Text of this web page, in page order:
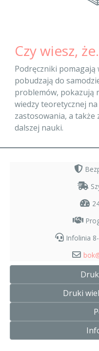
Czy wiesz,
Podręczniki
pobudzają do
problemów, pokazują
wiedzy teoretycznej
zastosowania, a także
dalszej nauki.
Infolinia
Druki